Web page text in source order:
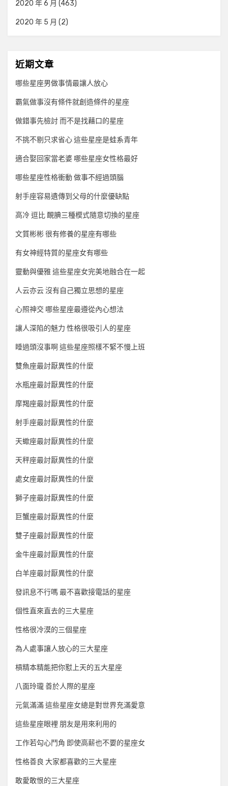
2020 年 6 月 (463)
2020 年 5 月 (2)
近期文章
哪些星座男做事情最讓人放心
霸氣做事沒有條件就創造條件的星座
做錯事先檢討 而不是找藉口的星座
不挑不剔只求省心 這些星座是蛙系青年
適合娶回家當老婆 哪些星座女性格最好
哪些星座性格衝動 做事不經過頭腦
射手座容易遺傳到父母的什麼優缺點
高冷 逗比 靦腆三種模式隨意切換的星座
文質彬彬 很有修養的星座有哪些
有女神經特質的星座女有哪些
靈動與優雅 這些星座女完美地融合在一起
人云亦云 沒有自己獨立思想的星座
心照神交 哪些星座最遵從內心想法
讓人深陷的魅力 性格很吸引人的星座
睡過頭沒事啊 這些星座照樣不緊不慢上班
雙魚座最討厭異性的什麼
水瓶座最討厭異性的什麼
摩羯座最討厭異性的什麼
射手座最討厭異性的什麼
天蠍座最討厭異性的什麼
天秤座最討厭異性的什麼
處女座最討厭異性的什麼
獅子座最討厭異性的什麼
巨蟹座最討厭異性的什麼
雙子座最討厭異性的什麼
金牛座最討厭異性的什麼
白羊座最討厭異性的什麼
發訊息不行嗎 最不喜歡接電話的星座
個性直來直去的三大星座
性格很冷漠的三個星座
為人處事讓人放心的三大星座
槓精本精能把你懟上天的五大星座
八面玲瓏 善於人際的星座
元氣滿滿 這些星座女總是對世界充滿愛意
這些星座眼裡 朋友是用來利用的
工作若勾心鬥角 即使高薪也不要的星座女
性格善良 大家都喜歡的三大星座
敢愛敢恨的三大星座